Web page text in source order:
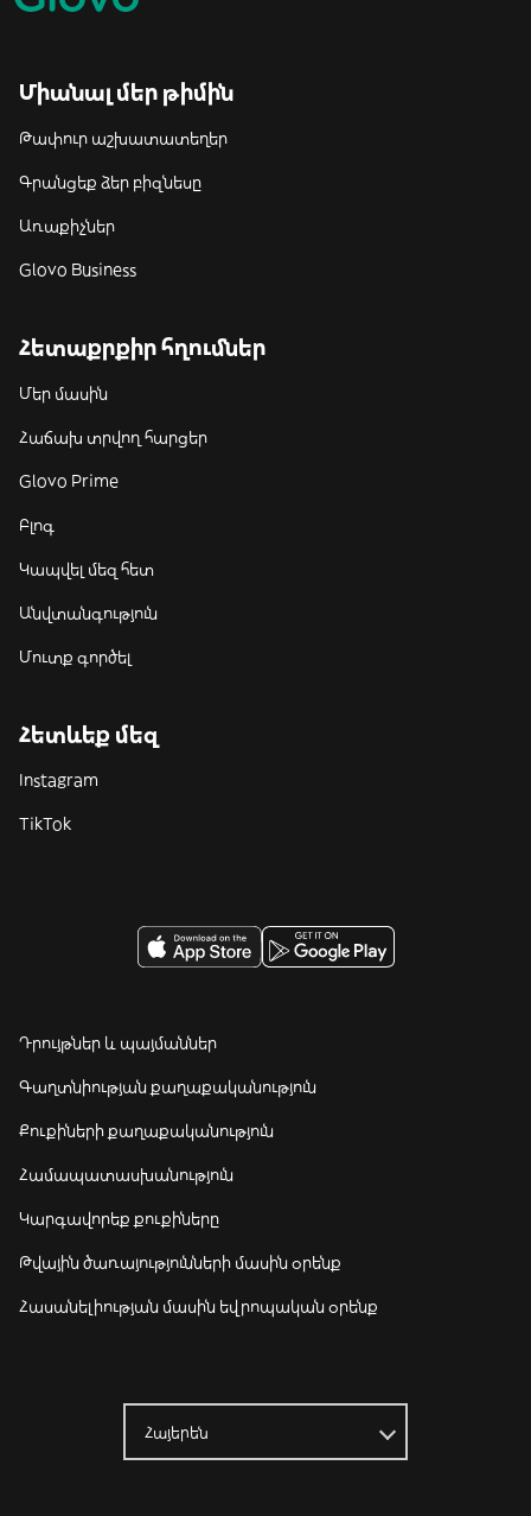
Միանալ մեր թիմին
Թափուր աշխատատեղեր
Գրանցեք ձեր բիզնեսը
Առաքիչներ
Glovo Business
Հետաքրքիր հղումներ
Մեր մասին
Հաճախ տրվող հարցեր
Glovo Prime
Բլոգ
Կապվել մեզ հետ
Անվտանգություն
Մուտք գործել
Հետևեք մեզ
Instagram
TikTok
Դրույթներ և պայմաններ
Գաղտնիության քաղաքականություն
Քուքիների քաղաքականություն
Համապատասխանություն
Կարգավորեք քուքիները
Թվային ծառայությունների մասին օրենք
Հասանելիության մասին եվրոպական օրենք